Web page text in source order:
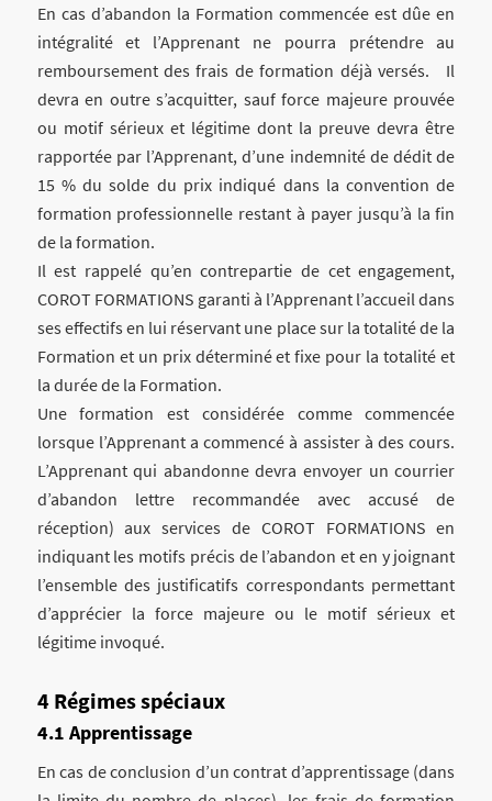
En cas d’abandon la Formation commencée est dûe en
intégralité et l’Apprenant ne pourra prétendre au
remboursement des frais de formation déjà versés. Il
devra en outre s’acquitter, sauf force majeure prouvée
ou motif sérieux et légitime dont la preuve devra être
rapportée par l’Apprenant, d’une indemnité de dédit de
15 % du solde du prix indiqué dans la convention de
formation professionnelle restant à payer jusqu’à la fin
de la formation.
Il est rappelé qu’en contrepartie de cet engagement,
COROT FORMATIONS garanti à l’Apprenant l’accueil dans
ses effectifs en lui réservant une place sur la totalité de la
Formation et un prix déterminé et fixe pour la totalité et
la durée de la Formation.
Une formation est considérée comme commencée
lorsque l’Apprenant a commencé à assister à des cours.
L’Apprenant qui abandonne devra envoyer un courrier
d’abandon lettre recommandée avec accusé de
réception) aux services de COROT FORMATIONS en
indiquant les motifs précis de l’abandon et en y joignant
l’ensemble des justificatifs correspondants permettant
d’apprécier la force majeure ou le motif sérieux et
légitime invoqué.
Régimes spéciaux
Apprentissage
En cas de conclusion d’un contrat d’apprentissage (dans